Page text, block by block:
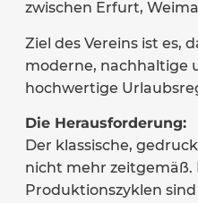
zwischen Erfurt,
Ziel des Vereins ist es,
moderne, nachhaltige
hochwertige
Die Herausforderung:
Der klassische,
nicht mehr zeitgemäß.
Produktionszyklen